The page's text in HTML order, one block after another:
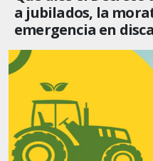
a jubilados, la
emergencia en